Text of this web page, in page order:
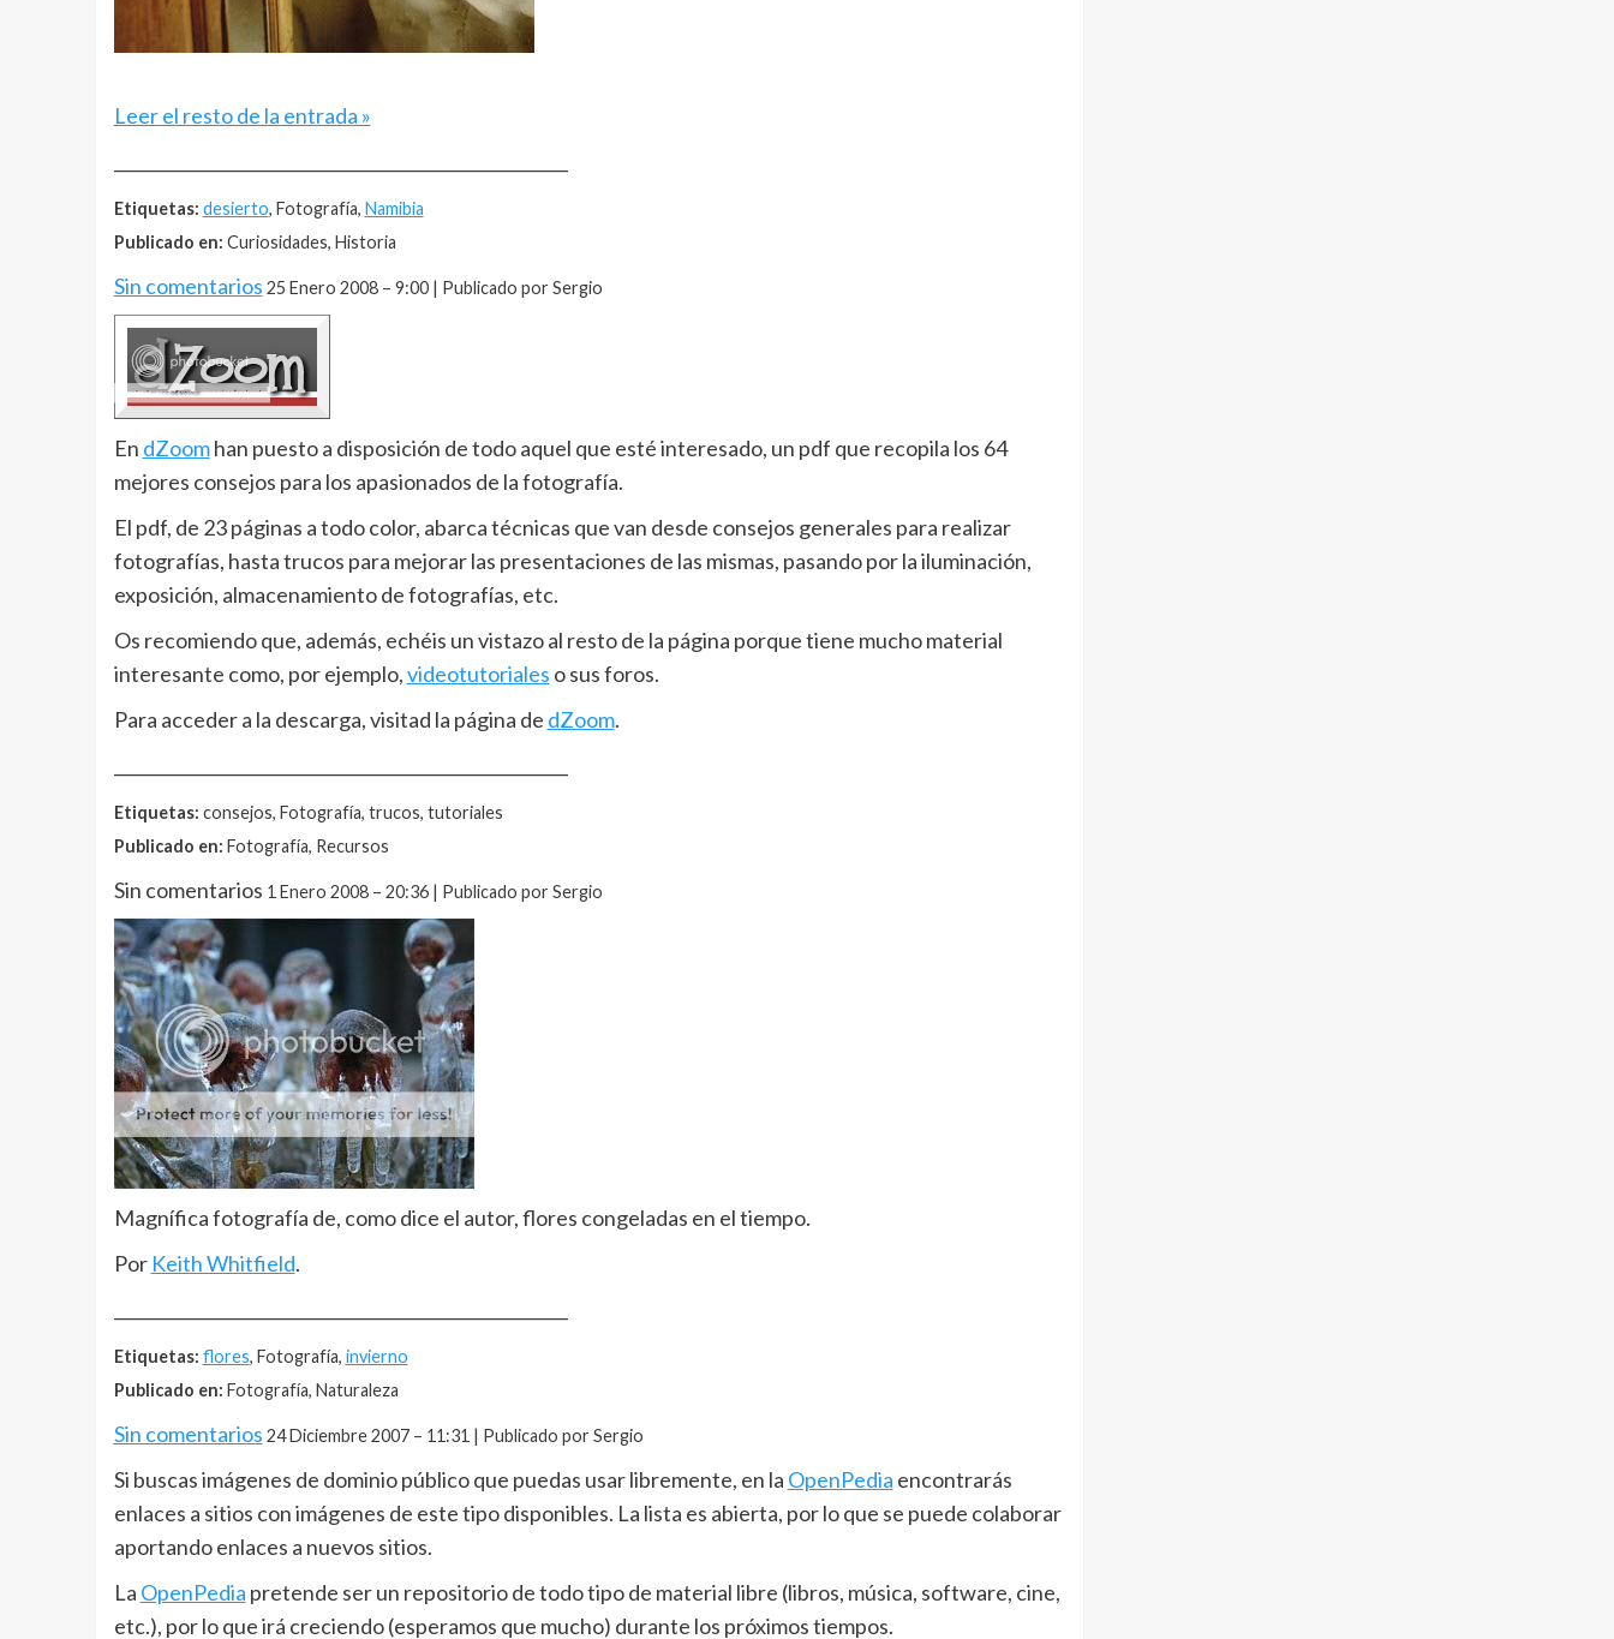
Leer el resto de la entrada »
Etiquetas: desierto, Fotografía, Namibia
Publicado en: Curiosidades, Historia
Sin comentarios 25 Enero 2008 – 9:00 | Publicado por Sergio
En dZoomhan puesto a disposición de todo aquel que esté interesado, un pdf que recopila los 64
mejores consejos para los apasionados de la fotografía.
El pdf, de 23 páginas a todo color, abarca técnicas que van desde consejos generales para realizar
fotografías, hasta trucos para mejorar las presentaciones de las mismas, pasando por la iluminación,
exposición, almacenamiento de fotografías, etc.
Os recomiendo que, además, echéis un vistazo al resto de la página porque tiene mucho material
interesante como, por ejemplo,videotutoriales o sus foros.
Para acceder a la descarga, visitad la página de dZoom.
Etiquetas: consejos, Fotografía, trucos, tutoriales
Publicado en: Fotografía, Recursos
Sin comentarios 1 Enero 2008 – 20:36 | Publicado por Sergio
Magnífica fotografía de, como dice el autor, flores congeladas en el tiempo.
Por Keith Whitfield.
Etiquetas: flores, Fotografía, invierno
Publicado en: Fotografía, Naturaleza
Sin comentarios 24 Diciembre 2007 – 11:31 | Publicado por Sergio
Si buscas imágenes de dominio público que puedas usar libremente, en la OpenPedia encontrarás
enlaces a sitios con imágenes de este tipo disponibles. La lista es abierta, por lo que se puede colaborar
aportando enlaces a nuevos sitios.
La OpenPedia pretende ser un repositorio de todo tipo de material libre (libros, música, software, cine,
etc.), por lo que irá creciendo (esperamos que mucho) durante los próximos tiempos.